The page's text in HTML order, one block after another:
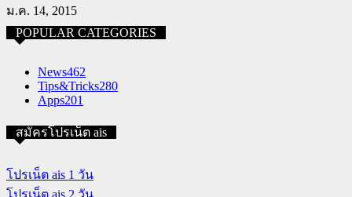
ม.ค. 14, 2015
POPULAR CATEGORIES
News462
Tips&Tricks280
Apps201
สมัครโปรเน็ต ais
โปรเน็ต ais 1 วัน
โปรเน็ต ais 2 วัน